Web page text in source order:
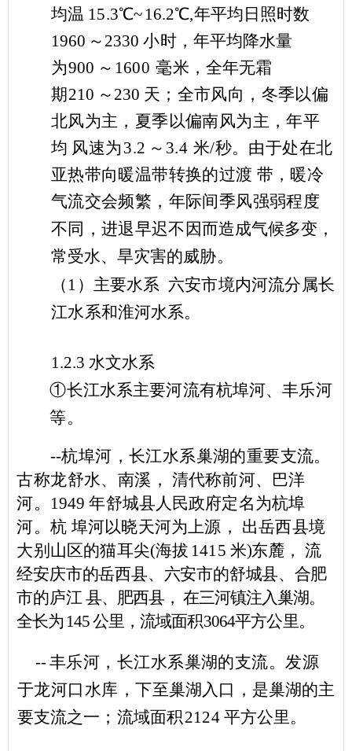
均温 15.3℃~ 16.2℃,年平均日照时数
1960 ～ 2330 小时，年平均降水量
为900 ～ 1600 毫米，全年无霜
期 210 ～ 230 天；全市风向，冬季以偏
北风为主，夏季以偏南风为主 ，年平
均 风速为 3.2 ～ 3.4 米/秒。由于处在北
亚热带向暖温带转换的过渡 带，暖冷
气流交会频繁，年际间季风强弱程度
不同，进退早迟不 因而造成气候多变，
常受水、旱灾害的威胁。
（ 1 ）主要水系 六安市境内河流分属长
江水系和淮河水系。
1.2.3 水文水系
①长江水系主要河流有杭埠河、丰乐河
等。
--杭埠河，长江水系巢湖的重要支流。
古称龙舒水、南溪，
清代称前河、巴洋
河。
1949年舒城县人民政府定名为杭埠
河。杭 埠河以晓天河为上源， 出岳西县境
大别山区的猫耳尖(海拔 1415 米)东麓， 流
经安庆市的岳西县、六安市的舒城县、合肥
市的庐江 县、肥西县， 在三河镇注入巢湖。
全长为 145公里，流域面积3064平方公里。
--丰乐河，长江水系巢湖的支流。发源
于龙河口水库，下至巢湖入口，是巢湖的主
要支流之一；流域面积 2124 平方公里。